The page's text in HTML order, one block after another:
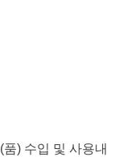
(품) 수입 및 사용내